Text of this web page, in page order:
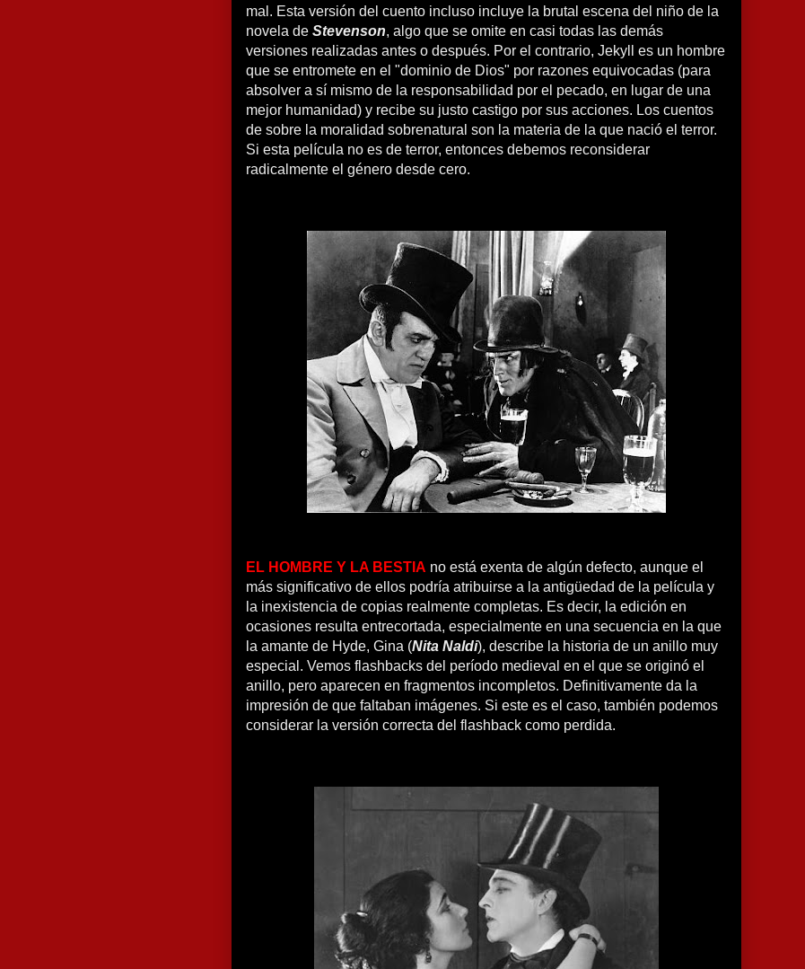
mal. Esta versión del cuento incluso incluye la brutal escena del niño de la
novela de Stevenson, algo que se omite en casi todas las demás
versiones realizadas antes o después. Por el contrario, Jekyll es un hombre
que se entromete en el "dominio de Dios" por razones equivocadas (para
absolver a sí mismo de la responsabilidad por el pecado, en lugar de una
mejor humanidad) y recibe su justo castigo por sus acciones. Los cuentos
de sobre la moralidad sobrenatural son la materia de la que nació el terror.
Si esta película no es de terror, entonces debemos reconsiderar
radicalmente el género desde cero.
EL HOMBRE Y LA BESTIA no está exenta de algún defecto, aunque el
más significativo de ellos podría atribuirse a la antigüedad de la película y
la inexistencia de copias realmente completas. Es decir, la edición en
ocasiones resulta entrecortada, especialmente en una secuencia en la que
la amante de Hyde, Gina (Nita Naldi), describe la historia de un anillo muy
especial. Vemos flashbacks del período medieval en el que se originó el
anillo, pero aparecen en fragmentos incompletos. Definitivamente da la
impresión de que faltaban imágenes. Si este es el caso, también podemos
considerar la versión correcta del flashback como perdida.